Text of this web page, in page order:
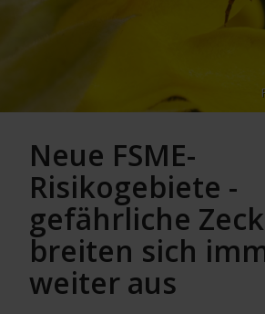
Neue FSME-
Risikogebiete -
gefährliche
breiten sich
weiter aus